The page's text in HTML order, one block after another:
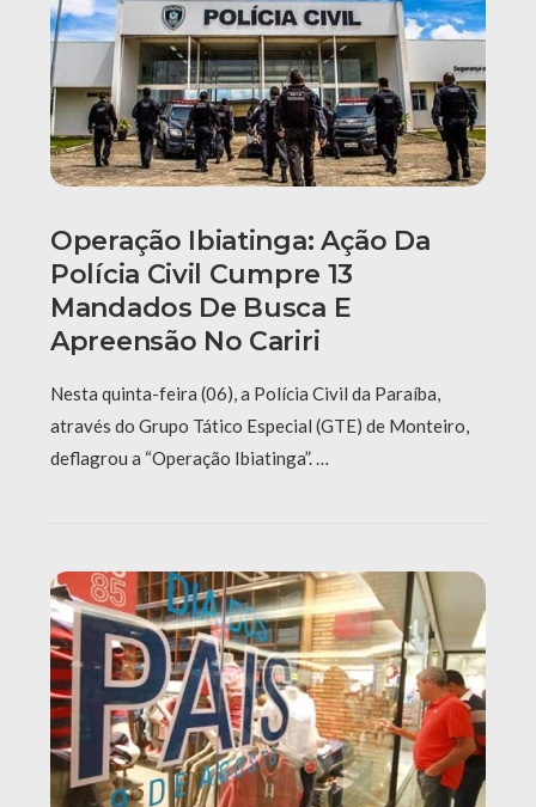
Operação Ibiatinga: Ação Da
Polícia Civil Cumpre 13
Mandados De Busca E
Apreensão No Cariri
Nesta quinta-feira (06), a Polícia Civil da Paraíba,
através do Grupo Tático Especial (GTE) de Monteiro,
deflagrou a “Operação Ibiatinga”. …